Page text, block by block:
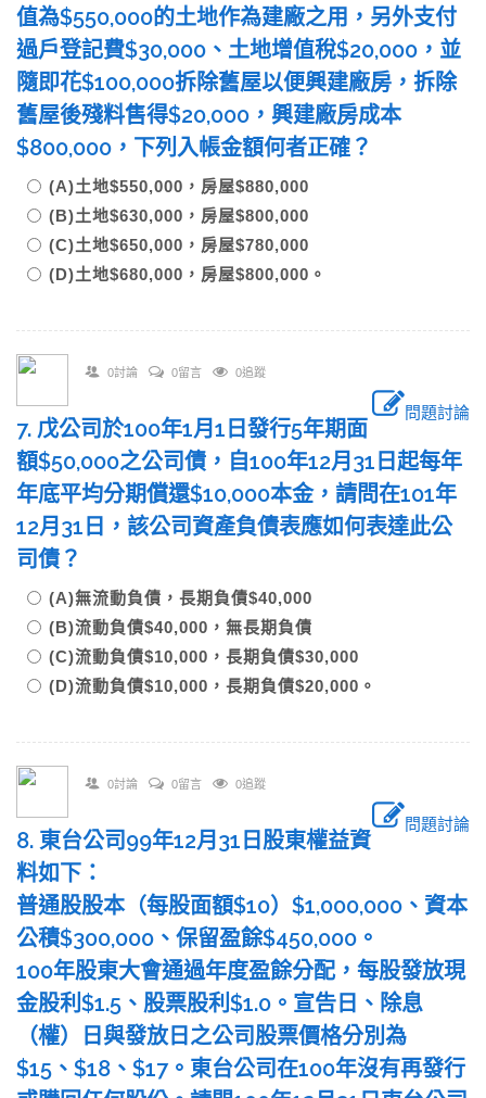
值為$550,000的土地作為建廠之用，另外支付
過戶登記費$30,000、土地增值稅$20,000，並
隨即花$100,000拆除舊屋以便興建廠房，拆除
舊屋後殘料售得$20,000，興建廠房成本
$800,000，下列入帳金額何者正確？
(A)土地$550,000，房屋$880,000
(B)土地$630,000，房屋$800,000
(C)土地$650,000，房屋$780,000
(D)土地$680,000，房屋$800,000。
0討論 0留言 0追蹤
問題討論
7. 戊公司於100年1月1日發行5年期面
額$50,000之公司債，自100年12月31日起每年
年底平均分期償還$10,000本金，請問在101年
12月31日，該公司資產負債表應如何表達此公
司債？
(A)無流動負債，長期負債$40,000
(B)流動負債$40,000，無長期負債
(C)流動負債$10,000，長期負債$30,000
(D)流動負債$10,000，長期負債$20,000。
0討論 0留言 0追蹤
問題討論
8. 東台公司99年12月31日股東權益資
料如下：
普通股股本（每股面額$10）$1,000,000、資本
公積$300,000、保留盈餘$450,000。
100年股東大會通過年度盈餘分配，每股發放現
金股利$1.5、股票股利$1.0。宣告日、除息
（權）日與發放日之公司股票價格分別為
$15、$18、$17。東台公司在100年沒有再發行